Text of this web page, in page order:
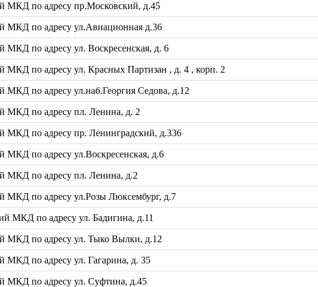
МКД по адресу пр.Московский, д.45
МКД по адресу ул.Авиационная д.36
по адресу ул. Воскресенская, д. 6
МКД по адресу ул. Красных Партизан , д. 4 , корп. 2
по адресу ул.наб.Георгия Седова, д.12
МКД по адресу пл. Ленина, д. 2
МКД по адресу пр. Ленинградский, д.336
МКД по адресу ул.Воскресенская, д.6
МКД по адресу пл. Ленина, д.2
МКД по адресу ул.Розы Люксембург, д.7
МКД по адресу ул. Бадигина, д.11
МКД по адресу ул. Тыко Вылки, д.12
МКД по адресу ул. Гагарина, д. 35
МКД по адресу ул. Суфтина, д.45